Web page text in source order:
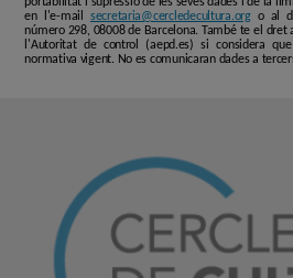
en l'e-mail secretaria@cercledecultura.orgo al
número 298, 08008 de Barcelona. També te el
l'Autoritat de control (aepd.es) si considera
normativa vigent. No es comunicaran dades a